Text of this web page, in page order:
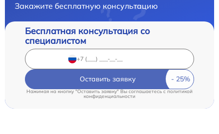
Закажите бесплатную консультацию
Бесплатная консультация со
специалистом
Оставить заявку
Нажимая на кнопку "Оставить заявку" Вы соглашаетесь cполитикой
конфиденциальности